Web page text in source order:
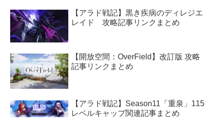
【アラド戦記】黒き疾病のディレジエ
レイド 攻略記事リンクまとめ
【開放空間：OverField】改訂版 攻略
記事リンクまとめ
【アラド戦記】Season11「重泉」115
レベルキャップ関連記事まとめ